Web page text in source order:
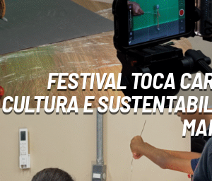
FESTIVAL TOCA
CULTURA E